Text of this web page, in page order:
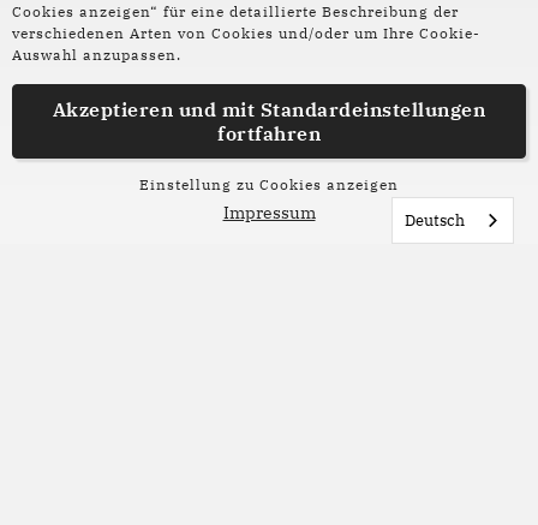
Cookies anzeigen“ für eine detaillierte Beschreibung der
verschiedenen Arten von Cookies und/oder um Ihre Cookie-
Auswahl anzupassen.
Akzeptieren und mit Standardeinstellungen
fortfahren
Einstellung zu Cookies anzeigen
Impressum
Was ist dein persönliches Lieblings-
Deutsch